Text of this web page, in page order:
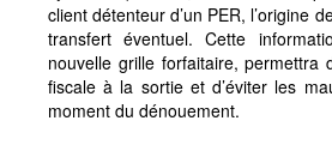
client détenteur d’un PER, l’origine
transfert éventuel. Cette
nouvelle grille forfaitaire, permettra
fiscale à la sortie et d’éviter les
moment du dénouement.